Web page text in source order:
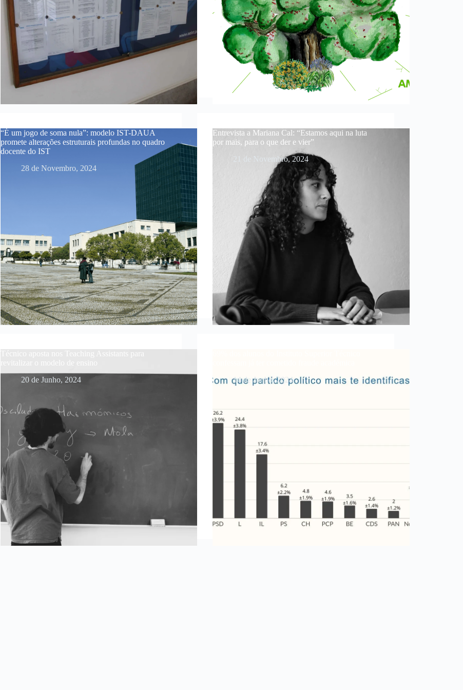
“É um jogo de soma nula”: modelo IST-DAUA
promete alterações estruturais profundas no quadro
docente do IST
28 de Novembro, 2024
Entrevista a Mariana Cal: “Estamos aqui na luta
por mais, para o que der e vier”
21 de Novembro, 2024
Técnico aposta nos Teaching Assistants para
revitalizar o modelo de ensino
20 de Junho, 2024
14 de Junho, 2024